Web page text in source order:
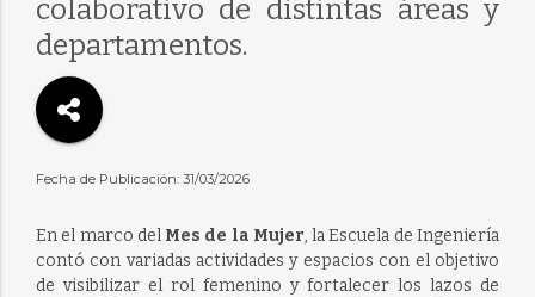
colaborativo de distintas áreas y
departamentos.
Fecha de Publicación: 31/03/2026
En el marco del Mes de la Mujer, la Escuela de Ingeniería
contó con variadas actividades y espacios con el objetivo
de visibilizar el rol femenino y fortalecer los lazos de